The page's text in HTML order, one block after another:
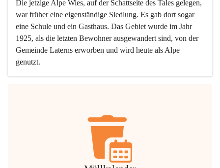
Die jetzige Alpe Wies, auf der Schattseite des Tales gelegen,
war früher eine eigenständige Siedlung. Es gab dort sogar
eine Schule und ein Gasthaus. Das Gebiet wurde im Jahr
1925, als die letzten Bewohner ausgewandert sind, von der
Gemeinde Laterns erworben und wird heute als Alpe
genutzt.